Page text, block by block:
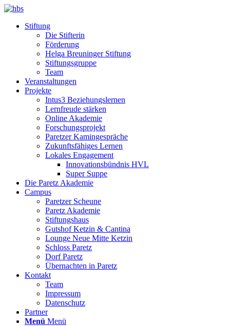
Stiftung
Die Stifterin
Förderung
Helga Breuninger Stiftung
Stiftungsgruppe
Team
Veranstaltungen
Projekte
Intus3 Beziehungslernen
Lernfreude stärken
Online Akademie
Forschungsprojekt
Paretzer Kamingespräche
Zukunftsfähiges Lernen
Lokales Engagement
Innovationsbündnis HVL
Super Suppe
Die Paretz Akademie
Campus
Paretzer Scheune
Paretz Akademie
Stiftungshaus
Gutshof Ketzin & Cantina
Lounge Neue Mitte Ketzin
Schloss Paretz
Dorf Paretz
Übernachten in Paretz
Kontakt
Team
Impressum
Datenschutz
Partner
Menü Menü